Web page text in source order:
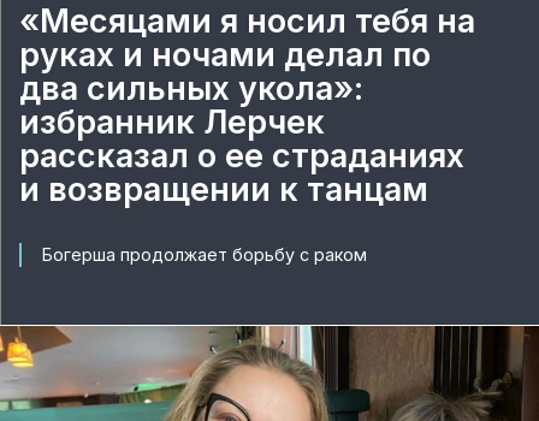
«Месяцами я носил тебя на
руках и ночами делал по
два сильных укола»:
избранник Лерчек
рассказал о ее страданиях
и возвращении к танцам
Богерша продолжает борьбу с раком